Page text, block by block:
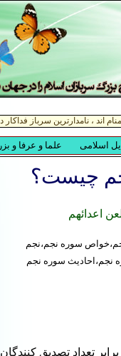
چیست؟
اعدائهم
1) رسول الله(ص) فرمودند: هر کسی (سوره نجم) را قرائت کند ، 10 برابر تعداد تصدیق کنندگان
سوره نجم،نجم
نجم،احادیث سوره نجم